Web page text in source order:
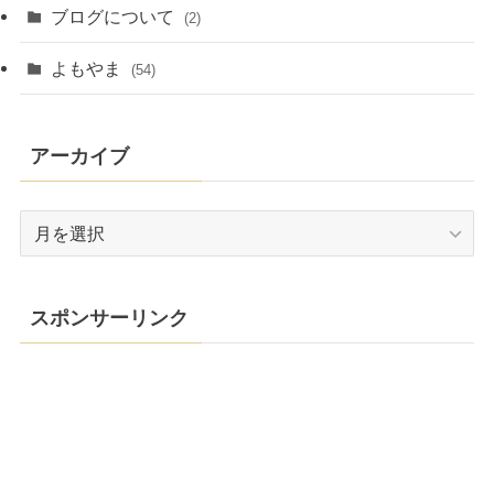
ブログについて (2)
よもやま (54)
アーカイブ
スポンサーリンク